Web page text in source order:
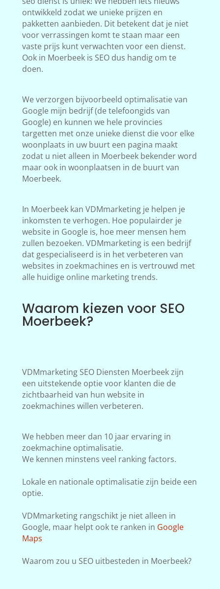
ontwikkeld zodat we unieke prijzen en
pakketten aanbieden. Dit betekent dat je niet
voor verrassingen komt te staan maar een
vaste prijs kunt verwachten voor een dienst.
Ook in Moerbeek is SEO dus handig om te
doen.
We verzorgen bijvoorbeeld optimalisatie van
Google mijn bedrijf (de telefoongids van
Google) en kunnen we hele provincies
targetten met onze unieke dienst die voor elke
woonplaats in uw buurt een pagina maakt
zodat u niet alleen in Moerbeek bekender word
maar ook in woonplaatsen in de buurt van
Moerbeek.
In Moerbeek kan VDMmarketing je helpen je
inkomsten te verhogen. Hoe populairder je
website in Google is, hoe meer mensen hem
zullen bezoeken. VDMmarketing is een bedrijf
dat gespecialiseerd is in het verbeteren van
websites in zoekmachines en is vertrouwd met
alle huidige online marketing trends.
Waarom kiezen voor SEO
Moerbeek?
VDMmarketing SEO Diensten Moerbeek zijn
een uitstekende optie voor klanten die de
zichtbaarheid van hun website in
zoekmachines willen verbeteren.
We hebben meer dan 10 jaar ervaring in
zoekmachine optimalisatie.
We kennen minstens veel ranking factors.
Lokale en nationale optimalisatie zijn beide een
optie.
VDMmarketing rangschikt je niet alleen in
Google, maar helpt ook te ranken in Google
Maps
Waarom zou u SEO uitbesteden in Moerbeek?